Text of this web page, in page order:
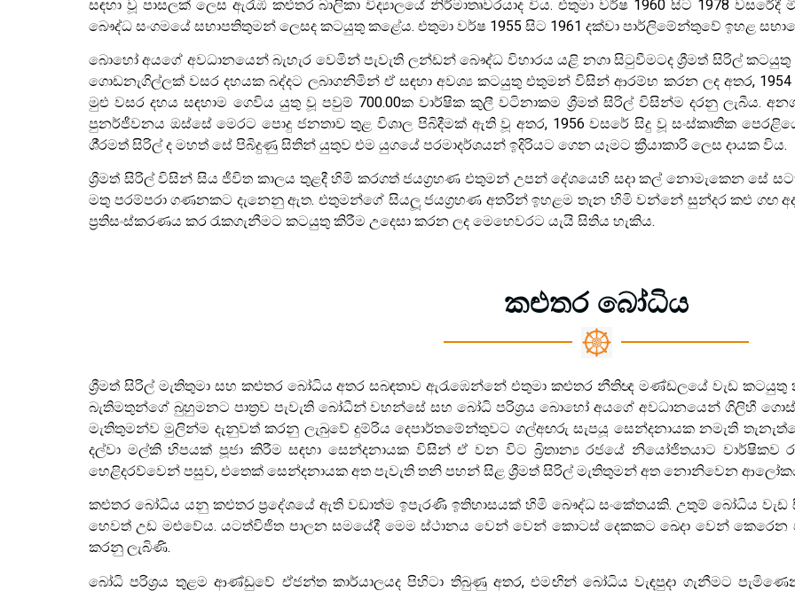
සඳහා වූ පාසලක් ලෙස ඇරැඹි කළුතර බාලිකා විද්‍යාලයේ නිර්මාතෘවරයාද විය. එතුමා වර්ෂ 1960 සිට 1978
බෞද්ධ සංගමයේ සභාපතිතුමන් ලෙසද කටයුතු කළේය. එතුමා වර්ෂ 1955 සිට 1961 දක්වා පාර්ලිමේන්තුවේ ඉහළ
බොහෝ අයගේ අවධානයෙන් බැහැර වෙමින් පැවැති ලන්ඩන් බෞද්ධ විහාරය යළි නගා සිටුවීමටද ශ්‍රීමත් සිරිල්
ගොඩනැගිල්ලක් වසර දහයක බද්දට ලබාගනිමින් ඒ සඳහා අවශ්‍ය කටයුතු එතුමන් විසින් ආරම්භ කරන ලද අතර,
මුළු වසර දහය සඳහාම ගෙවිය යුතු වූ පවුම් 700.00ක වාර්ෂික කුලී වටිනාකම ශ්‍රීමත් සිරිල් විසින්ම දරනු ලැබීය.
පුනර්ජීවනය ඔස්සේ මෙරට පොදු ජනතාව තුළ විශාල පිබිදීමක් ඇති වූ අතර, 1956 වසරේ සිදු වූ සංස්කෘතික
ශී‍්‍රමත් සිරිල් ද මහත් සේ පිබිදුණු සිතින් යුතුව එම යුගයේ පරමාදර්ශයන් ඉදිරියට ගෙන යෑමට ක්‍රීයාකාරි ලෙස දායක විය.
ශ්‍රීමත් සිරිල් විසින් සිය ජීවිත කාලය තුළදී හිමි කරගත් ජයග‍්‍රහණ එතුමන් උපන් දේශයෙහි සදා කල් නොමැකෙන සේ
මතු පරම්පරා ගණනකට දැනෙනු ඇත. එතුමන්ගේ සියලූ ජයග‍්‍රහණ අතරින් ඉහළම තැන හිමි වන්නේ සුන්දර කළු ගඟ
ප‍්‍රතිසංස්කරණය කර රැකගැනීමට කටයුතු කිරීම උදෙසා කරන ලද මෙහෙවරට යැයි සිතිය හැකිය.
කළුතර බෝධිය
ශ්‍රීමත් සිරිල් මැතිතුමා සහ කළුතර බෝධිය අතර සබඳතාව ඇරැඹෙන්නේ එතුමා කළුතර නීතිඥ මණ්ඩලයේ වැඩ
බැතිමතුන්ගේ බුහුමනට පාත්‍රව පැවැති බෝධීන් වහන්සේ සහ බෝධි පරිශ්‍රය බොහෝ අයගේ අවධානයෙන් ගිලිහී
මැතිතුමන්ව මුලින්ම දැනුවත් කරනු ලැබුවේ දුම්රිය දෙපාර්තමේන්තුවට ගල්අඟරු සැපයූ සෙන්දනායක නමැති
දල්වා මල්කි හිපයක් පූජා කිරීම සඳහා සෙන්දනායක විසින් ඒ වන විට බ්‍රිතාන්‍ය රජයේ නියෝජිතයාට
හෙළිදරව්වෙන් පසුව, එතෙක් සෙන්දනායක අත පැවැති තනි පහන් සිළ ශ්‍රීමත් සිරිල් මැතිතුමන් අත නොනිවෙන
කළුතර බෝධිය යනු කළුතර ප්‍රදේශයේ ඇති වඩාත්ම ඉපැරණි ඉතිහාසයක් හිමි බෞද්ධ සංකේතයකි. උතුම් බෝධිය
හෙවත් උඩ මළුවේය. යටත්විජිත පාලන සමයේදී මෙම ස්ථානය වෙන් වෙන් කොටස් දෙකකට ඛෙදා වෙන් කෙරෙන
කරනු ලැබිණි.
බෝධි පරිශ්‍රය තුළම ආණ්ඩුවේ ඒජන්ත කාර්යාලයද පිහිටා තිබුණු අතර, එමඟින් බෝධිය වැඳපුදා ගැනීමට